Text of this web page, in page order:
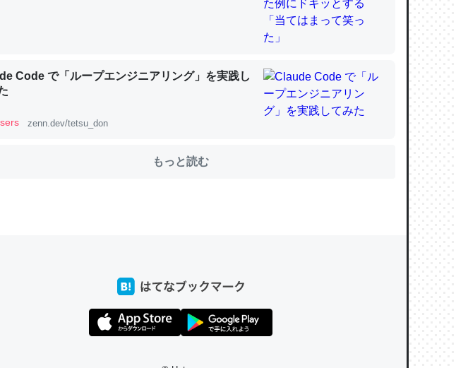
ース :: 【研究発表】昆虫学の大問題＝「昆虫はなぜ海にいないのか」に関する新仮説
もEchoを実家に置いて４年。でたまに覗いてる。ぼちぼちRingも置こうかと画策
あと、Googleマップで位置情報を共有してる。電池残量や充電中かが分かるのでこ
にLINEするくらいだった遠方の父67歳と僕。ITツール導入でコミュニケーションが劇的に変化し
。一生で親と会える残り時間を日数にすると1週間とかの人が多いそうだけど、それ
にLINEするくらいだった遠方の父67歳と僕。ITツール導入でコミュニケーションが劇的に変化し
Code で「ループエンジニアリング」を実践し
zenn.dev/tetsu_don
もっと読む